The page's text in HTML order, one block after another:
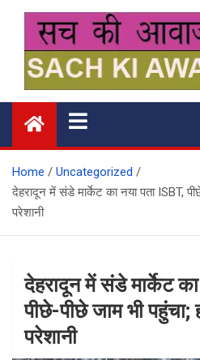
content
सच की आवाज
Home
Uncategorized
देहरादून में संडे मार्केट का नया पता ISBT,
परेशानी
देहरादून में संडे मार्केट
पीछे-पीछे जाम भी पहुंचा;
परेशानी